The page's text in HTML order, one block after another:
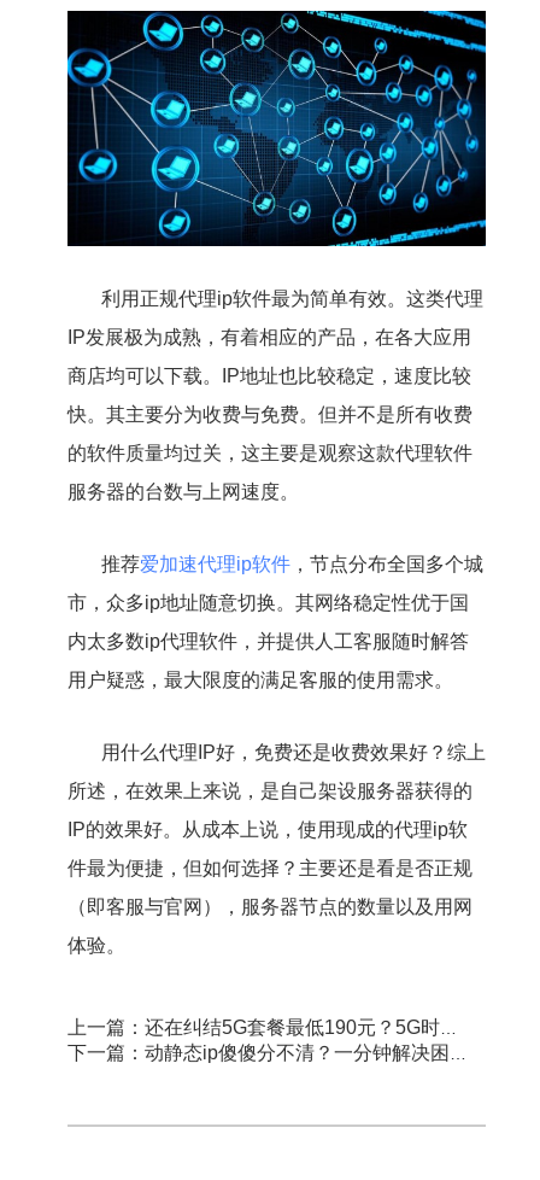
利用正规代理ip软件最为简单有效。这类代理
IP发展极为成熟，有着相应的产品，在各大应用
商店均可以下载。IP地址也比较稳定，速度比较
快。其主要分为收费与免费。但并不是所有收费
的软件质量均过关，这主要是观察这款代理软件
服务器的台数与上网速度。
推荐爱加速代理ip软件，节点分布全国多个城
市，众多ip地址随意切换。其网络稳定性优于国
内太多数ip代理软件，并提供人工客服随时解答
用户疑惑，最大限度的满足客服的使用需求。
用什么代理IP好，免费还是收费效果好？综上
所述，在效果上来说，是自己架设服务器获得的
IP的效果好。从成本上说，使用现成的代理ip软
件最为便捷，但如何选择？主要还是看是否正规
（即客服与官网），服务器节点的数量以及用网
体验。
上一篇：还在纠结5G套餐最低190元？5G时代网络安全问题更重要
下一篇：动静态ip傻傻分不清？一分钟解决困扰，提供最佳解决方案